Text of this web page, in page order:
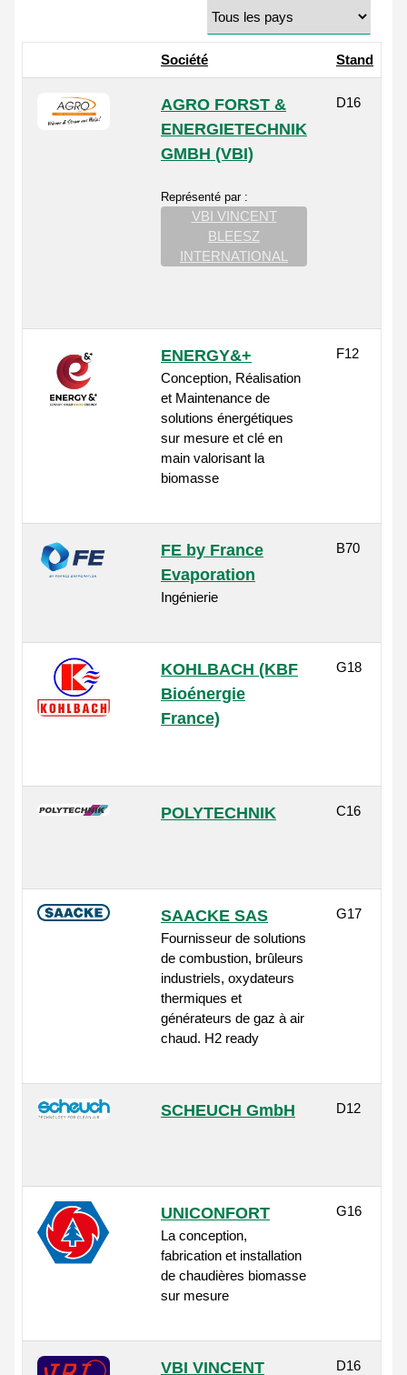
Société Stand
AGRO FORST &
ENERGIETECHNIK
GMBH (VBI)
Représenté par :
VBI VINCENT
BLEESZ
INTERNATIONAL
D16
ENERGY&+
Conception, Réalisation
et Maintenance de
solutions énergétiques
sur mesure et clé en
main valorisant la
biomasse
F12
FE by France
Evaporation
Ingénierie
B70
KOHLBACH (KBF
Bioénergie
France)
G18
POLYTECHNIK C16
SAACKE SAS
Fournisseur de solutions
de combustion, brûleurs
industriels, oxydateurs
thermiques et
générateurs de gaz à air
chaud. H2 ready
G17
SCHEUCH GmbH D12
UNICONFORT
La conception,
fabrication et installation
de chaudières biomasse
sur mesure
G16
VBI VINCENT D16